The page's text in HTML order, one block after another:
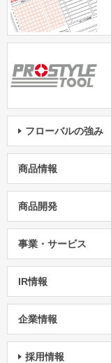
フローバルの強み
商品情報
商品開発
事業・サービス
IR情報
企業情報
採用情報